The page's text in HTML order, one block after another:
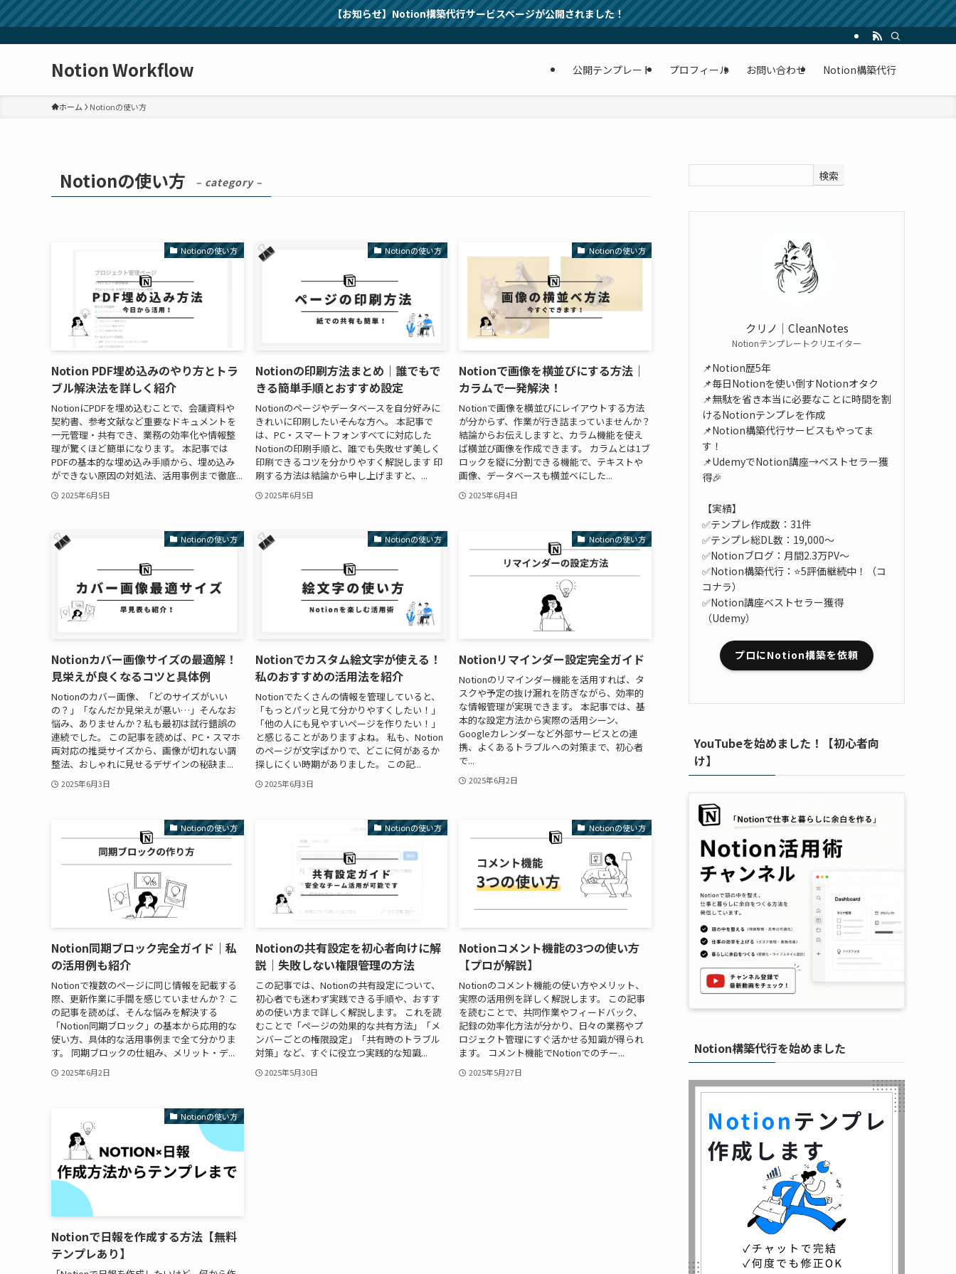
【お知らせ】Notion構築代行サービスページが公開されました！
Notion Workflow 公開テンプレート プロフィール お問い合わせ Notion構築代行
ホーム Notionの使い方
Notionの使い方 – category –
Notionの使い方
Notion PDF埋め込みのやり方とトラ
ブル解決法を詳しく紹介
NotionにPDFを埋め込むことで、会議資料や
契約書、参考文献など重要なドキュメントを
一元管理・共有でき、業務の効率化や情報整
理が驚くほど簡単になります。 本記事では
PDFの基本的な埋め込み手順から、埋め込み
ができない原因の対処法、活用事例まで徹底...
2025年6月5日
Notionの使い方
Notionの印刷方法まとめ｜誰でもで
きる簡単手順とおすすめ設定
Notionのページやデータベースを自分好みに
きれいに印刷したい――そんな方へ。 本記事で
は、PC・スマートフォンすべてに対応した
Notionの印刷手順と、誰でも失敗せず美しく
印刷できるコツを分かりやすく解説します 印
刷する方法は結論から申し上げますと、...
2025年6月5日
Notionの使い方
Notionで画像を横並びにする方法｜
カラムで一発解決！
Notionで画像を横並びにレイアウトする方法
が分からず、作業が行き詰まっていませんか？
結論からお伝えしますと、カラム機能を使え
ば横並び画像を作成できます。 カラムとは1ブ
ロックを縦に分割できる機能で、テキストや
画像、データベースも横並べにした...
2025年6月4日
Notionの使い方
Notionカバー画像サイズの最適解！
見栄えが良くなるコツと具体例
Notionのカバー画像、「どのサイズがいい
の？」「なんだか見栄えが悪い…」そんなお
悩み、ありませんか？私も最初は試行錯誤の
連続でした。 この記事を読めば、PC・スマホ
両対応の推奨サイズから、画像が切れない調
整法、おしゃれに見せるデザインの秘訣ま...
2025年6月3日
Notionの使い方
Notionでカスタム絵文字が使える！
私のおすすめの活用法を紹介
Notionでたくさんの情報を管理していると、
「もっとパッと見て分かりやすくしたい！」
「他の人にも見やすいページを作りたい！」
と感じることがありますよね。 私も、Notion
のページが文字ばかりで、どこに何があるか
探しにくい時期がありました。 この記...
2025年6月3日
Notionの使い方
Notionリマインダー設定完全ガイド
Notionのリマインダー機能を活用すれば、タ
スクや予定の抜け漏れを防ぎながら、効率的
な情報管理が実現できます。 本記事では、基
本的な設定方法から実際の活用シーン、
Googleカレンダーなど外部サービスとの連
携、よくあるトラブルへの対策まで、初心者
で...
2025年6月2日
Notionの使い方
Notion同期ブロック完全ガイド｜私
の活用例も紹介
Notionで複数のページに同じ情報を記載する
際、更新作業に手間を感じていませんか？ こ
の記事を読めば、そんな悩みを解決する
「Notion同期ブロック」の基本から応用的な
使い方、具体的な活用事例まで全て分かりま
す。 同期ブロックの仕組み、メリット・デ...
2025年6月2日
Notionの使い方
Notionの共有設定を初心者向けに解
説｜失敗しない権限管理の方法
この記事では、Notionの共有設定について、
初心者でも迷わず実践できる手順や、おすす
めの使い方まで詳しく解説します。 これを読
むことで「ページの効果的な共有方法」「メ
ンバーごとの権限設定」「共有時のトラブル
対策」など、すぐに役立つ実践的な知識...
2025年5月30日
Notionの使い方
Notionコメント機能の3つの使い方
【プロが解説】
Notionのコメント機能の使い方やメリット、
実際の活用例を詳しく解説します。 この記事
を読むことで、共同作業やフィードバック、
記録の効率化方法が分かり、日々の業務やプ
ロジェクト管理にすぐ活かせる知識が得られ
ます。 コメント機能でNotionでのチー...
2025年5月27日
Notionの使い方
Notionで日報を作成する方法【無料
テンプレあり】
検索
クリノ｜CleanNotes
Notionテンプレートクリエイター
📌Notion歴5年
📌毎日Notionを使い倒すNotionオタク
📌無駄を省き本当に必要なことに時間を割
けるNotionテンプレを作成
📌Notion構築代行サービスもやってま
す！
📌UdemyでNotion講座→ベストセラー獲
得🎉
【実績】
✅テンプレ作成数：31件
✅テンプレ総DL数：19,000～
✅Notionブログ：月間2.3万PV～
✅Notion構築代行：⭐5評価継続中！（コ
コナラ）
✅Notion講座ベストセラー獲得
（Udemy）
プロにNotion構築を依頼
YouTubeを始めました！【初心者向
け】
Notion構築代行を始めました